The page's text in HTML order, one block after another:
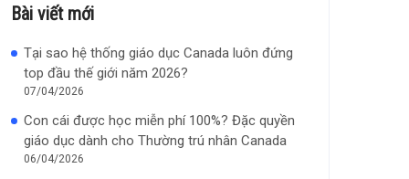
Bài viết mới
Tại sao hệ thống giáo dục Canada luôn đứng
top đầu thế giới năm 2026?
07/04/2026
Con cái được học miễn phí 100%? Đặc quyền
giáo dục dành cho Thường trú nhân Canada
06/04/2026